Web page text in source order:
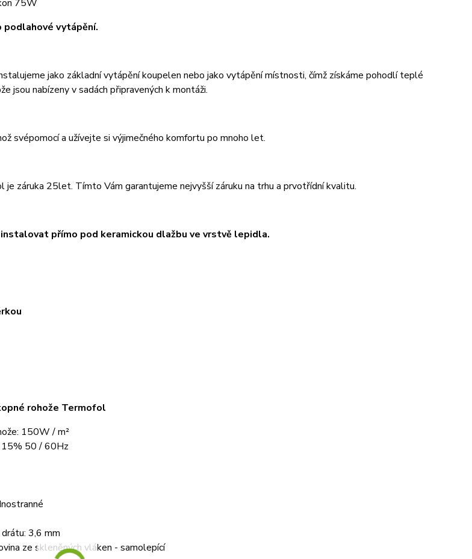
podlahové vytápění.
jako základní vytápění koupelen nebo jako vytápění místnosti, čímž získáme pohodlí teplé
jsou nabízeny v sadách připravených k montáži.
svépomocí a užívejte si výjimečného komfortu po mnoho let.
je záruka 25let. Tímto Vám garantujeme nejvyšší záruku na trhu a prvotřídní kvalitu.
přímo pod keramickou dlažbu ve vrstvě lepidla.
rohože Termofol
150W / m²
15% 50 / 60Hz
3,6 mm
ze skleněných vláken - samolepící